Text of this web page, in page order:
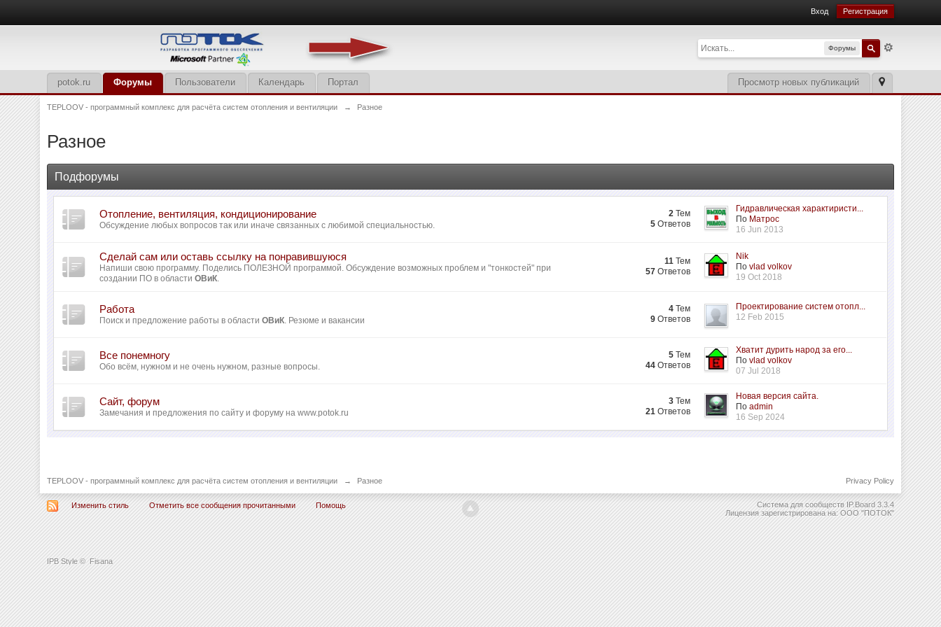
IPB Style © Fisana
Вход Регистрация
Форумы
Просмотр новых публикаций
potok.ru Форумы Пользователи Календарь Портал
TEPLOOV - программный комплекс для расчёта систем отопления и вентиляции → Разное
Разное
Подфорумы
Отопление, вентиляция, кондиционирование
Обсуждение любых вопросов так или иначе связанных с любимой специальностью.
2 Тем
5 Ответов
Гидравлическая характиристи...
По Матрос
16 Jun 2013
Сделай сам или оставь ссылку на понравившуюся
Напиши свою программу. Поделись ПОЛЕЗНОЙ программой. Обсуждение возможных проблем и "тонкостей" при
создании ПО в областиОВиК.
11 Тем
57 Ответов
Nik
Поvlad volkov
19 Oct 2018
Работа
Поиск и предложение работы в областиОВиК. Резюме и вакансии
4 Тем
9 Ответов
Проектирование систем отопл...
12 Feb 2015
Все понемногу
Обо всём, нужном и не очень нужном, разные вопросы.
5 Тем
44 Ответов
Хватит дурить народ за его...
Поvlad volkov
07 Jul 2018
Сайт, форум
Замечания и предложения по сайту и форуму на www.potok.ru
3 Тем
21 Ответов
Новая версия сайта.
Поadmin
16 Sep 2024
TEPLOOV - программный комплекс для расчёта систем отопления и вентиляции → Разное Privacy Policy
Изменить стиль Отметить все сообщения прочитанными Помощь Система для сообществ IP.Board 3.3.4
Лицензия зарегистрирована на: ООО "ПОТОК"